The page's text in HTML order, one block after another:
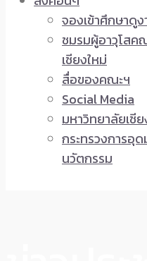
จองเข้าศึกษาดู
ชมรมผู้อาวุโสค
เชียงใหม่
สื่อของคณะฯ
Social Media
มหาวิทยาลัยเชี
กระทรวงการอุ
นวัตกรรม